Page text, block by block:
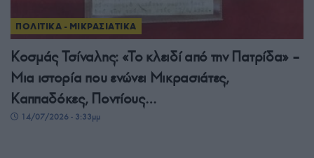
ΠΟΛΙΤΙΚΑ - ΜΙΚΡΑΣΙΑΤΙΚΑ
Κοσμάς Τσίναλης: «Το κλειδί από την Πατρίδα» –
Μια ιστορία που ενώνει Μικρασιάτες,
Καππαδόκες, Ποντίους…
14/07/2026 - 3:33μμ